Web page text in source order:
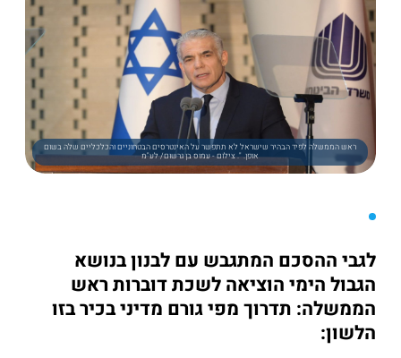
ראש הממשלה לפיד הבהיר שישראל לא תתפשר על האינטרסים הבטחוניים והכלכליים שלה בשום
אופן. ". צילום - עמוס בן גרשום/ לע"מ
לגבי ההסכם המתגבש עם לבנון בנושא
הגבול הימי הוציאה לשכת דוברות ראש
הממשלה: תדרוך מפי גורם מדיני בכיר בזו
הלשון: